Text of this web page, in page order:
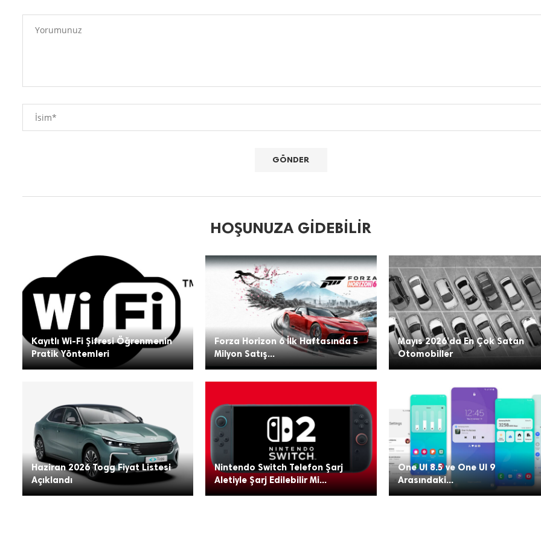
HOŞUNUZA GIDEBILIR
Kayıtlı Wi-Fi Şifresi Öğrenmenin
Pratik Yöntemleri
Forza Horizon 6 İlk Haftasında 5
Milyon Satış...
Mayıs 2026’da En Çok Satan
Otomobiller
Haziran 2026 Togg Fiyat Listesi
Açıklandı
Nintendo Switch Telefon Şarj
Aletiyle Şarj Edilebilir Mi...
One UI 8.5 ve One UI 9
Arasındaki...